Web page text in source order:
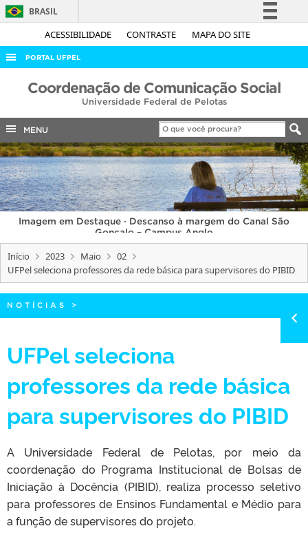
ACESSIBILIDADE CONTRASTE MAPA DO SITE
BRASIL
Simplifique!
Acesso à informação
Legislação
Canais
PORTAL UFPEL
ACESSO À INFORMAÇÃO
COBALTO
CONCURSOS
EDITAIS
INTERNACIONAL
OUVIDORIA
PORTARIAS
TELEFONES
Coordenação de Comunicação Social
Universidade Federal de Pelotas
MENU
Imagem em Destaque · Descanso à margem do Canal São
Gonçalo – Campus Anglo
Início 2023 Maio
02
UFPel seleciona professores da rede básica para supervisores do PIBID
NOTÍCIAS >
UFPel seleciona
professores da rede básica
para supervisores do PIBID
A Universidade Federal de Pelotas, por meio da
coordenação do Programa Institucional de Bolsas de
Iniciação à Docência (PIBID), realiza processo seletivo
para professores de Ensinos Fundamental e Médio para
a função de supervisores do projeto.